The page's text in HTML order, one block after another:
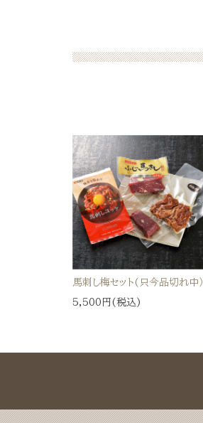
馬刺し梅セット(只今品切れ中）
5,500円(税込)